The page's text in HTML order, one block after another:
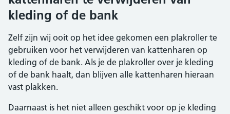
kleding of de bank
Zelf zijn wij ooit op het idee gekomen een plakroller te
gebruiken voor het verwijderen van kattenharen op
kleding of de bank. Als je de plakroller over je kleding
of de bank haalt, dan blijven alle kattenharen hieraan
vast plakken.
Daarnaast is het niet alleen geschikt voor op je kleding